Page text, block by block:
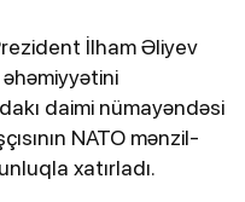
İlham Əliyev
daimi nümayəndəsi
NATO mənzil-
xatırladı.